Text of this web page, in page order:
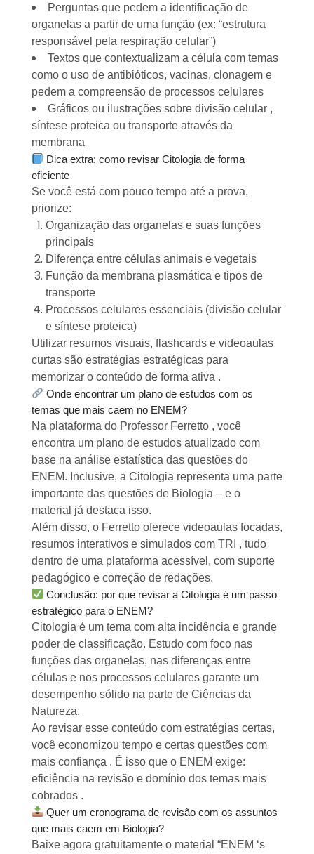
Perguntas que pedem a identificação de
organelas a partir de uma função (ex: “estrutura
responsável pela respiração celular”)
Textos que contextualizam a célula com temas
como o uso de antibióticos, vacinas, clonagem e
pedem a compreensão de processos celulares
Gráficos ou ilustrações sobre divisão celular ,
síntese proteica ou transporte através da
membrana
Dica extra: como revisar Citologia de forma
eficiente
Se você está com pouco tempo até a prova,
priorize:
Organização das organelas e suas funções
principais
Diferença entre células animais e vegetais
Função da membrana plasmática e tipos de
transporte
Processos celulares essenciais (divisão celular
e síntese proteica)
Utilizar resumos visuais, flashcards e videoaulas
curtas são estratégias estratégicas para
memorizar o conteúdo de forma ativa .
Onde encontrar um plano de estudos com os
temas que mais caem no ENEM?
Na plataforma do Professor Ferretto , você
encontra um plano de estudos atualizado com
base na análise estatística das questões do
ENEM. Inclusive, a Citologia representa uma parte
importante das questões de Biologia – e o
material já destaca isso.
Além disso, o Ferretto oferece videoaulas focadas,
resumos interativos e simulados com TRI , tudo
dentro de uma plataforma acessível, com suporte
pedagógico e correção de redações.
Conclusão: por que revisar a Citologia é um passo
estratégico para o ENEM?
Citologia é um tema com alta incidência e grande
poder de classificação. Estudo com foco nas
funções das organelas, nas diferenças entre
células e nos processos celulares garante um
desempenho sólido na parte de Ciências da
Natureza.
Ao revisar esse conteúdo com estratégias certas,
você economizou tempo e certas questões com
mais confiança . É isso que o ENEM exige:
eficiência na revisão e domínio dos temas mais
cobrados .
Quer um cronograma de revisão com os assuntos
que mais caem em Biologia?
Baixe agora gratuitamente o material “ENEM ‘s